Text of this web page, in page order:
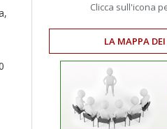
Clicca sull'icona
LA MAPPA